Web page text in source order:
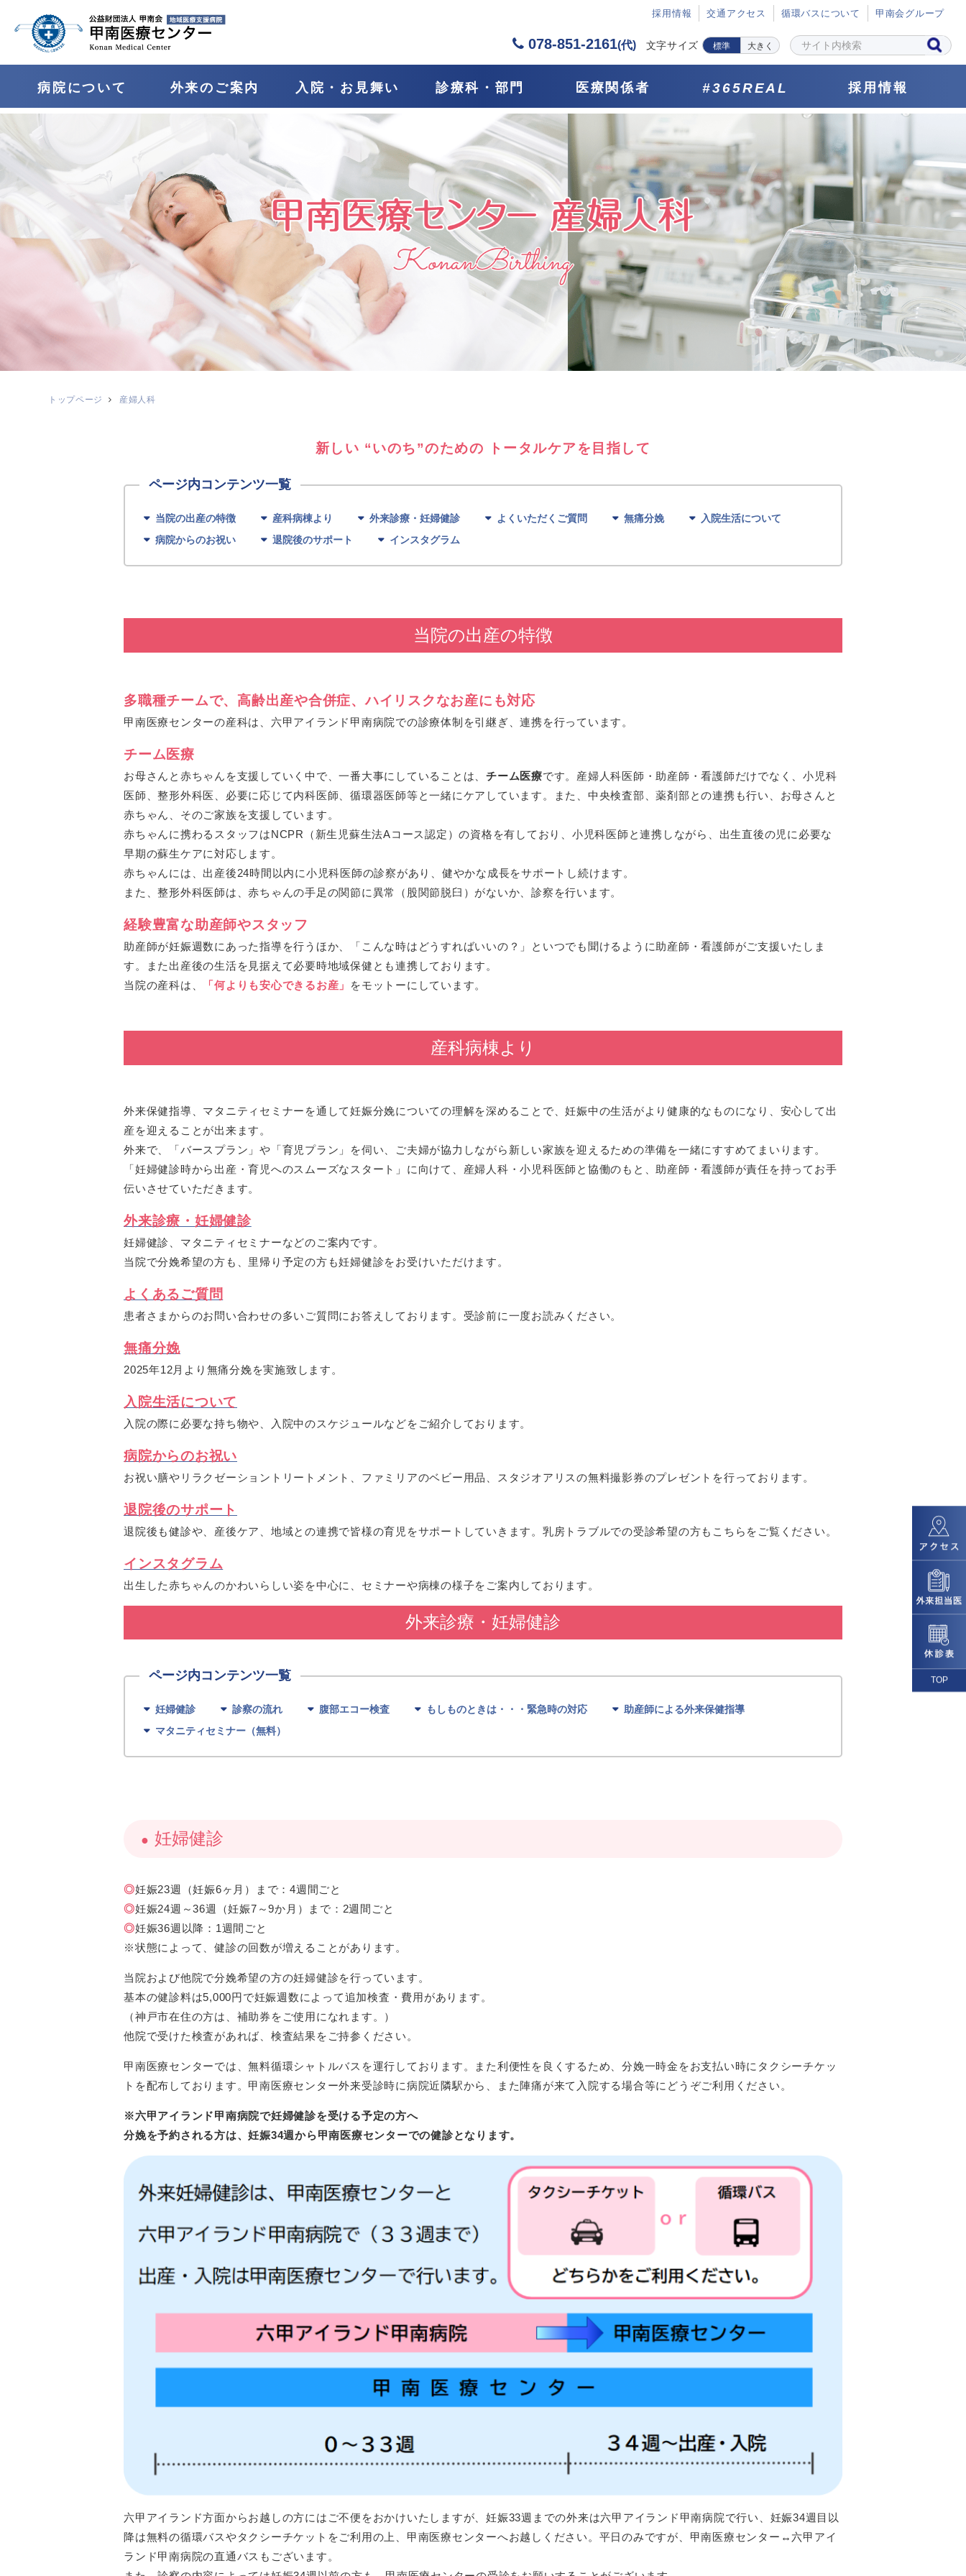
採⽤情報 交通アクセス 循環バスについて 甲南会グループ
078-851-2161(代) 文字サイズ 標準 大きく
病院について 外来のご案内 ⼊院・お見舞い 診療科・部門 医療関係者 #365REAL 採用情報
TOP
トップページ 産婦人科
新しい “いのち”のための トータルケアを目指して
当院の出産の特徴 産科病棟より 外来診療・妊婦健診 よくいただくご質問 無痛分娩
入院生活について
病院からのお祝い
退院後のサポート インスタグラム
当院の出産の特徴
多職種チームで、高齢出産や合併症、ハイリスクなお産にも対応
甲南医療センターの産科は、六甲アイランド甲南病院での診療体制を引継ぎ、連携を行っています。
チーム医療
お母さんと赤ちゃんを支援していく中で、一番大事にしていることは、 チーム医療です。産婦人科医師・助産師・看護師だけでなく、小児科
医師、整形外科医、必要に応じて内科医師、循環器医師等と一緒にケアしています。また、中央検査部、薬剤部との連携も行い、お母さんと
赤ちゃん、そのご家族を支援しています。
赤ちゃんに携わるスタッフはNCPR（新生児蘇生法Aコース認定）の資格を有しており、小児科医師と連携しながら、出生直後の児に必要な
早期の蘇生ケアに対応します。
赤ちゃんには、出産後24時間以内に小児科医師の診察があり、健やかな成長をサポートし続けます。
また、整形外科医師は、赤ちゃんの手足の関節に異常（股関節脱臼）がないか、診察を行います。
経験豊富な助産師やスタッフ
助産師が妊娠週数にあった指導を行うほか、「こんな時はどうすればいいの？」といつでも聞けるように助産師・看護師がご支援いたしま
す。また出産後の生活を見据えて必要時地域保健とも連携しております。
当院の産科は、
「何よりも安心できるお産」 をモットーにしています。
産科病棟より
外来保健指導、マタニティセミナーを通して妊娠分娩についての理解を深めることで、妊娠中の生活がより健康的なものになり、安心して出
産を迎えることが出来ます。
外来で、「バースプラン」や「育児プラン」を伺い、ご夫婦が協力しながら新しい家族を迎えるための準備を一緒にすすめてまいります。
「妊婦健診時から出産・育児へのスムーズなスタート」に向けて、産婦人科・小児科医師と協働のもと、助産師・看護師が責任を持ってお手
伝いさせていただきます。
外来診療・妊婦健診
妊婦健診、マタニティセミナーなどのご案内です。
当院で分娩希望の方も、里帰り予定の方も妊婦健診をお受けいただけます。
よくあるご質問
患者さまからのお問い合わせの多いご質問にお答えしております。受診前に一度お読みください。
無痛分娩
2025年12月より無痛分娩を実施致します。
入院生活について
入院の際に必要な持ち物や、入院中のスケジュールなどをご紹介しております。
病院からのお祝い
お祝い膳やリラクゼーショントリートメント、ファミリアのベビー用品、スタジオアリスの無料撮影券のプレゼントを行っております。
退院後のサポート
退院後も健診や、産後ケア、地域との連携で皆様の育児をサポートしていきます。乳房トラブルでの受診希望の方もこちらをご覧ください。
インスタグラム
出生した赤ちゃんのかわいらしい姿を中心に、セミナーや病棟の様子をご案内しております。
外来診療・妊婦健診
妊婦健診 診察の流れ 腹部エコー検査 もしものときは・・・緊急時の対応
助産師による外来保健指導
マタニティセミナー（無料）
妊婦健診
◎妊娠23週（妊娠6ヶ月）まで：4週間ごと
◎妊娠24週～36週（妊娠7～9か月）まで：2週間ごと
◎妊娠36週以降：1週間ごと
※状態によって、健診の回数が増えることがあります。
当院および他院で分娩希望の方の妊婦健診を行っています。
基本の健診料は5,000円で妊娠週数によって追加検査・費用があります。
（神戸市在住の方は、補助券をご使用になれます。）
他院で受けた検査があれば、検査結果をご持参ください。
甲南医療センターでは、無料循環シャトルバスを運行しております。また利便性を良くするため、分娩一時金をお支払い時にタクシーチケッ
トを配布しております。甲南医療センター外来受診時に病院近隣駅から、また陣痛が来て入院する場合等にどうぞご利用ください。
※六甲アイランド甲南病院で妊婦健診を受ける予定の方へ
分娩を予約される方は、妊娠34週から甲南医療センターでの健診となります。
六甲アイランド方面からお越しの方にはご不便をおかけいたしますが、妊娠33週までの外来は六甲アイランド甲南病院で行い、妊娠34週目以
降は無料の循環バスやタクシーチケットをご利用の上、甲南医療センターへお越しください。平日のみですが、甲南医療センター↔六甲アイ
ランド甲南病院の直通バスもございます。